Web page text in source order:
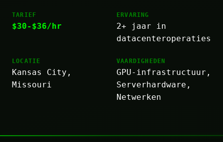
TARIEF
$30-$36/hr
ERVARING
2+ jaar in
datacenteroperaties
LOCATIE
Kansas City,
Missouri
VAARDIGHEDEN
GPU-infrastructuur,
Serverhardware,
Netwerken